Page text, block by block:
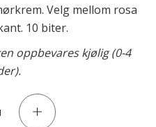
Velg mellom rosa
10 biter.
oppbevares kjølig (0-4